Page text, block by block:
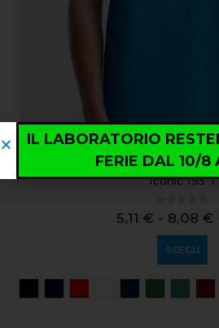
ABBIGLIAMENTO
Iconic 195 T
out of 5
5,11 € - 8,08 €
SCEGLI
IL LABORATORIO
FERIE DAL 10/8